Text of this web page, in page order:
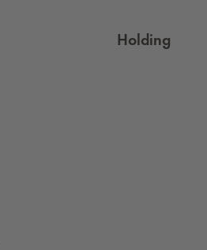
Holding